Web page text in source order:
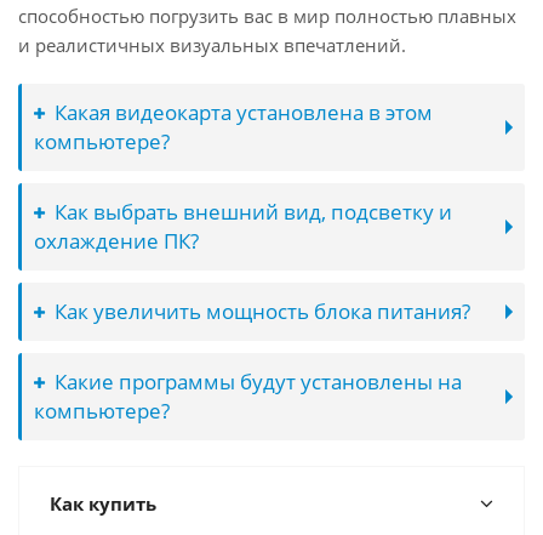
способностью погрузить вас в мир полностью плавных
и реалистичных визуальных впечатлений.
Какая видеокарта установлена в этом
компьютере?
Как выбрать внешний вид, подсветку и
охлаждение ПК?
Как увеличить мощность блока питания?
Какие программы будут установлены на
компьютере?
Как купить